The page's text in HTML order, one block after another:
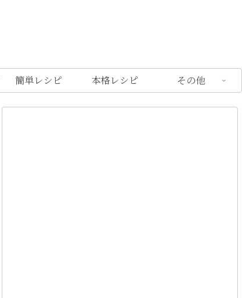
簡単レシピ 本格レシピ その他